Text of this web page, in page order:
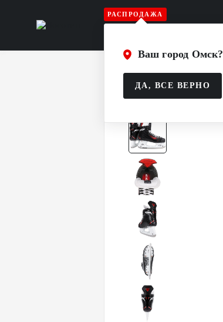
РАСПРОДАЖА
Ваш город Омск?
ДА, ВСЕ ВЕРНО
Главная Каталог Игрок